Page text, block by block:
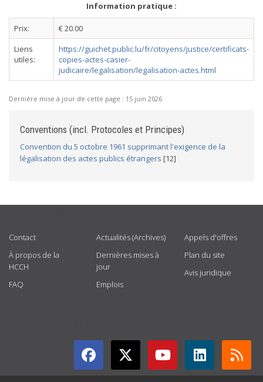
Information pratique :
Prix:
€ 20.00
Liens
utiles:
https://guichet.public.lu/fr/citoyens/justice/certificats-
copies-actes-casier-
judicaire/legalisation/legalisation-actes.html
Dernière mise à jour de cette page : 15 juin 2026
Conventions (incl. Protocoles et Principes)
Convention du 5 octobre 1961 supprimant l'exigence de la
légalisation des actes publics étrangers [12]
Contact
À propos de la
HCCH
FAQ
Actualités (Archives)
Dernières mises à
jour
Emplois
Appels d'offres
Plan du site
Avis juridique